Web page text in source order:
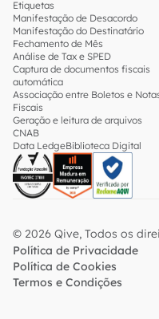
Etiquetas
Manifestação de Desacordo
Manifestação do Destinatário
Fechamento de Mês
Análise de Tax e SPED
Captura de documentos fiscais
automática
Associação entre Boletos e
Fiscais
Geração e leitura de arquivos
CNAB
Data LedgeBiblioteca Digital
© 2026 Qive, Todos os
Política de Privacidade
Política de Cookies
Termos e Condições